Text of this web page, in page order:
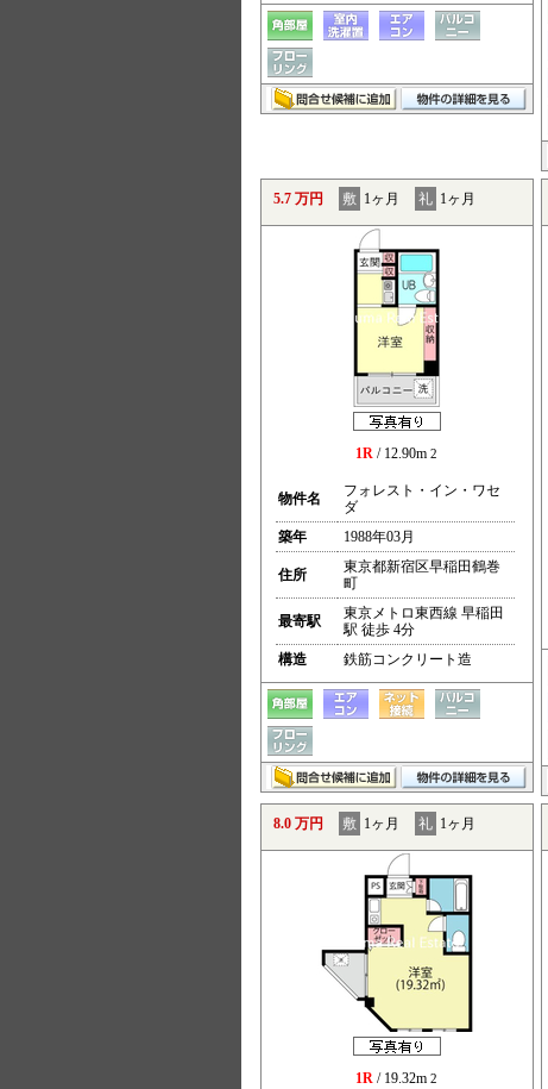
5.7 万円 敷 1ヶ月 礼 1ヶ月
1R / 12.90m 2
物件名
フォレスト・イン・ワセ
ダ
築年
1988年03月
住所
東京都新宿区早稲田鶴巻
町
最寄駅
東京メトロ東西線 早稲田
駅 徒歩 4分
構造
鉄筋コンクリート造
8.0 万円 敷 1ヶ月 礼 1ヶ月
1R / 19.32m 2